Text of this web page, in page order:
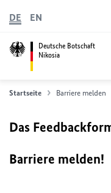
Deutsche Botschaft
Nikosia
DE EN
Startseite Barriere melden
Das
Barriere melden!